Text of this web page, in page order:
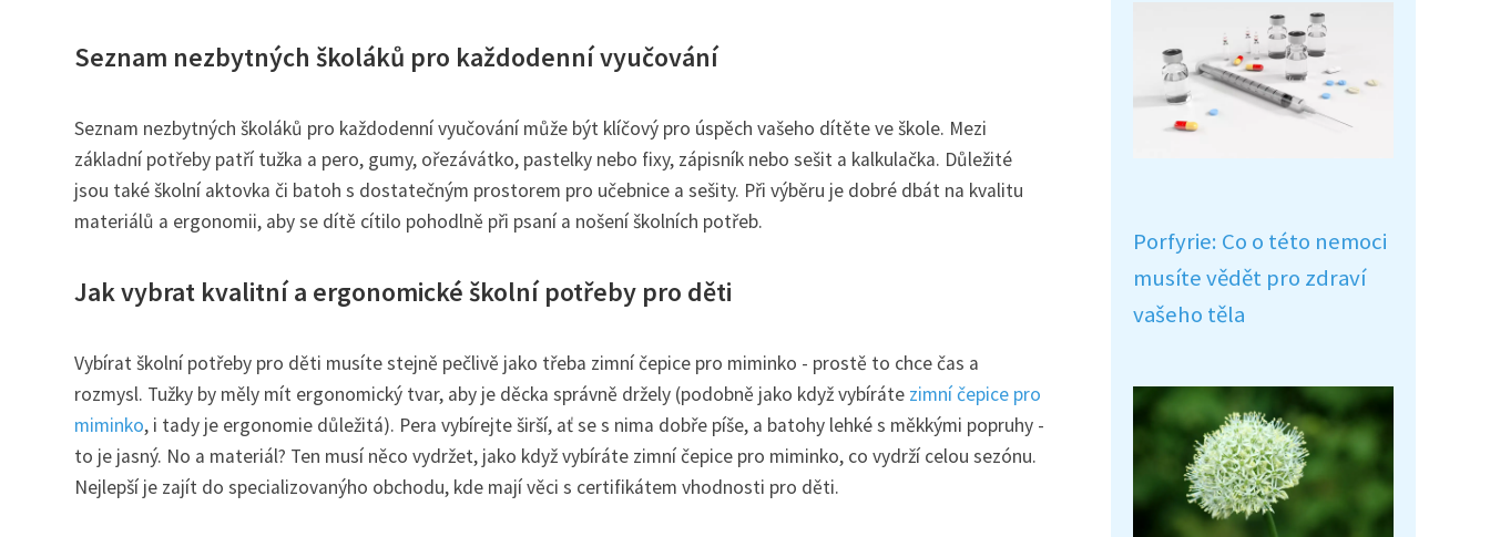
Seznam nezbytných školáků pro každodenní vyučování
Seznam nezbytných školáků pro každodenní vyučování může být klíčový pro úspěch vašeho dítěte ve škole. Mezi
základní potřeby patří tužka a pero, gumy, ořezávátko, pastelky nebo fixy, zápisník nebo sešit a kalkulačka. Důležité
jsou také školní aktovka či batoh s dostatečným prostorem pro učebnice a sešity. Při výběru je dobré dbát na kvalitu
materiálů a ergonomii, aby se dítě cítilo pohodlně při psaní a nošení školních potřeb.
Jak vybrat kvalitní a ergonomické školní potřeby pro děti
Vybírat školní potřeby pro děti musíte stejně pečlivě jako třeba zimní čepice pro miminko - prostě to chce čas a
rozmysl. Tužky by měly mít ergonomický tvar, aby je děcka správně držely (podobně jako když vybíráte zimní čepice pro
miminko, i tady je ergonomie důležitá). Pera vybírejte širší, ať se s nima dobře píše, a batohy lehké s měkkými popruhy -
to je jasný. No a materiál? Ten musí něco vydržet, jako když vybíráte zimní čepice pro miminko, co vydrží celou sezónu.
Nejlepší je zajít do specializovanýho obchodu, kde mají věci s certifikátem vhodnosti pro děti.
Porfyrie: Co o této nemoci
musíte vědět pro zdraví
vašeho těla